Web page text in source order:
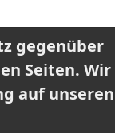
gegenüber
Seiten. Wir
auf unseren